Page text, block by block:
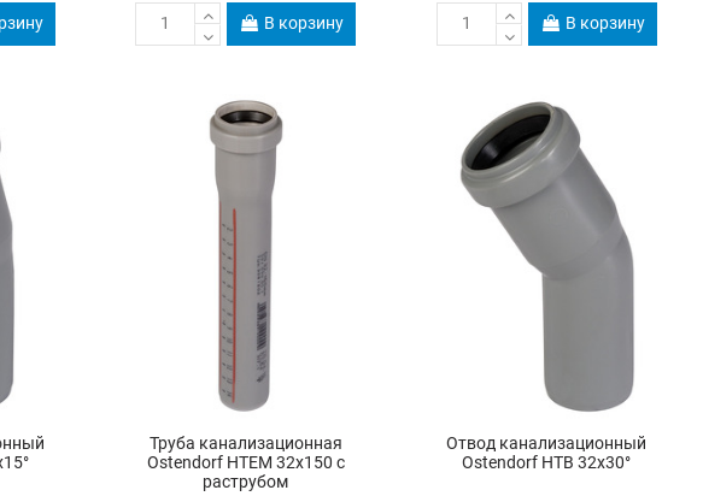
В корзину В корзину
Труба канализационная
Ostendorf HTEM 32х150 с
раструбом
Отвод канализационный
Ostendorf HTB 32х30°